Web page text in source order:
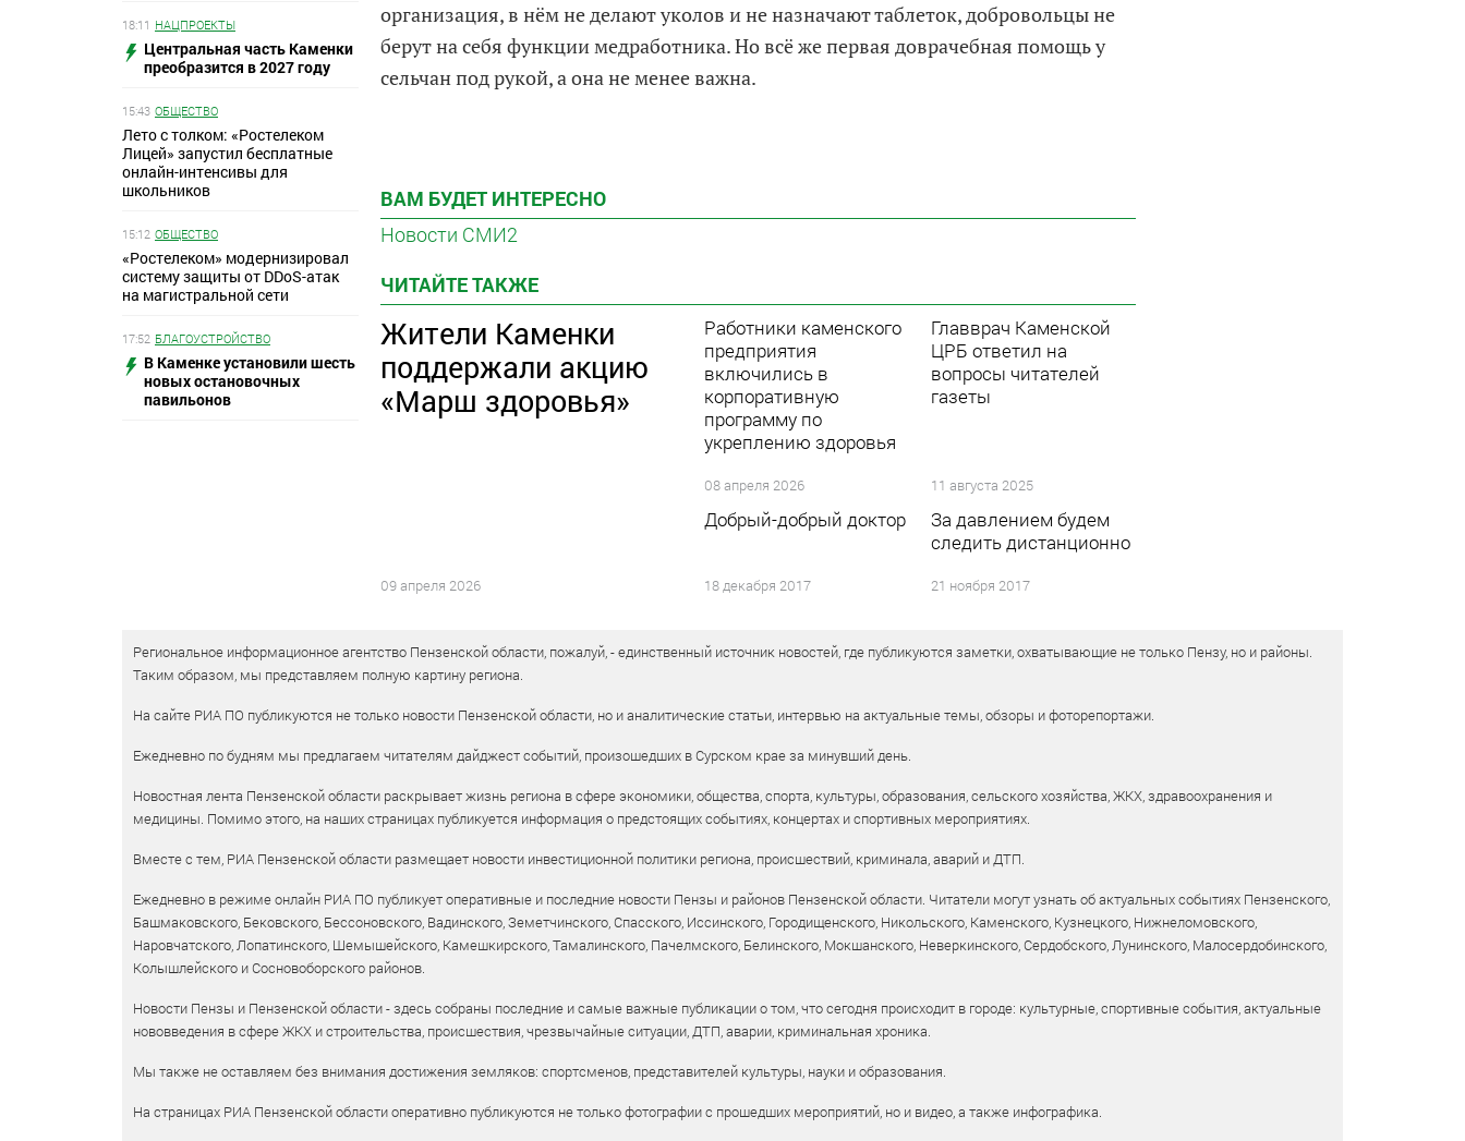
18:11 НАЦПРОЕКТЫ
Центральная часть Каменки
преобразится в 2027 году
15:43 ОБЩЕСТВО
Лето с толком: «Ростелеком
Лицей» запустил бесплатные
онлайн-интенсивы для
школьников
15:12 ОБЩЕСТВО
«Ростелеком» модернизировал
систему защиты от DDoS-атак
на магистральной сети
17:52 БЛАГОУСТРОЙСТВО
В Каменке установили шесть
новых остановочных
павильонов
организация, в нём не делают уколов и не назначают таблеток, добровольцы не
берут на себя функции медработника. Но всё же первая доврачебная помощь у
сельчан под рукой, а она не менее важна.
ВАМ БУДЕТ ИНТЕРЕСНО
Новости СМИ2
ЧИТАЙТЕ ТАКЖЕ
Жители Каменки
поддержали акцию
«Марш здоровья»
09 апреля 2026
Работники каменского
предприятия
включились в
корпоративную
программу по
укреплению здоровья
08 апреля 2026
Главврач Каменской
ЦРБ ответил на
вопросы читателей
газеты
11 августа 2025
Добрый-добрый доктор
18 декабря 2017
За давлением будем
следить дистанционно
21 ноября 2017
Региональное информационное агентство Пензенской области, пожалуй, - единственный источник новостей, где публикуются заметки, охватывающие не только Пензу, но и районы.
Таким образом, мы представляем полную картину региона.
На сайте РИА ПО публикуются не только новости Пензенской области, но и аналитические статьи, интервью на актуальные темы, обзоры и фоторепортажи.
Ежедневно по будням мы предлагаем читателям дайджест событий, произошедших в Сурском крае за минувший день.
Новостная лента Пензенской области раскрывает жизнь региона в сфере экономики, общества, спорта, культуры, образования, сельского хозяйства, ЖКХ, здравоохранения и
медицины. Помимо этого, на наших страницах публикуется информация о предстоящих событиях, концертах и спортивных мероприятиях.
Вместе с тем, РИА Пензенской области размещает новости инвестиционной политики региона, происшествий, криминала, аварий и ДТП.
Ежедневно в режиме онлайн РИА ПО публикует оперативные и последние новости Пензы и районов Пензенской области. Читатели могут узнать об актуальных событиях Пензенского,
Башмаковского, Бековского, Бессоновского, Вадинского, Земетчинского, Спасского, Иссинского, Городищенского, Никольского, Каменского, Кузнецкого, Нижнеломовского,
Наровчатского, Лопатинского, Шемышейского, Камешкирского, Тамалинского, Пачелмского, Белинского, Мокшанского, Неверкинского, Сердобского, Лунинского, Малосердобинского,
Колышлейского и Сосновоборского районов.
Новости Пензы и Пензенской области - здесь собраны последние и самые важные публикации о том, что сегодня происходит в городе: культурные, спортивные события, актуальные
нововведения в сфере ЖКХ и строительства, происшествия, чрезвычайные ситуации, ДТП, аварии, криминальная хроника.
Мы также не оставляем без внимания достижения земляков: спортсменов, представителей культуры, науки и образования.
На страницах РИА Пензенской области оперативно публикуются не только фотографии с прошедших мероприятий, но и видео, а также инфографика.